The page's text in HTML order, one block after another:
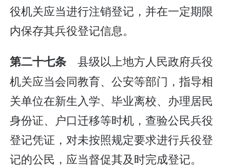
役机关应当进行注销登记，并在一定期限
内保存其兵役登记信息。
第二十七条县级以上地方人民政府兵役
机关应当会同教育、公安等部门，指导相
关单位在新生入学、毕业离校、办理居民
身份证、户口迁移等时机，查验公民兵役
登记凭证，对未按照规定要求进行兵役登
记的公民，应当督促其及时完成登记。